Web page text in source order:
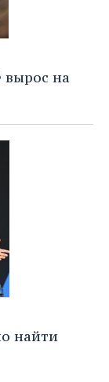
вырос на
найти